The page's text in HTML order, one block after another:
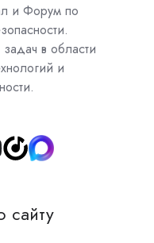
и Форум по
в области
и
сайту